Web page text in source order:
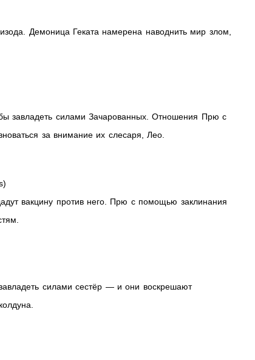
Демоница Геката намерена наводнить мир злом,
завладеть силами Зачарованных. Отношения Прю с
за внимание их слесаря, Лео.
вакцину против него. Прю с помощью заклинания
силами сестёр — и они воскрешают